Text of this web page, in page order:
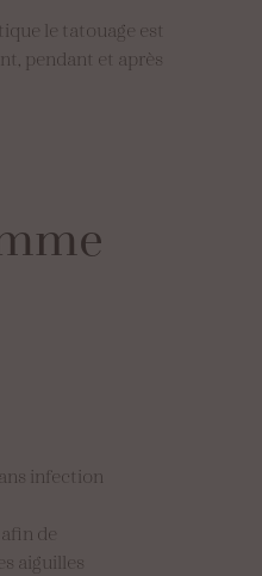
le tatouage est
pendant et après
infection
de
aiguilles